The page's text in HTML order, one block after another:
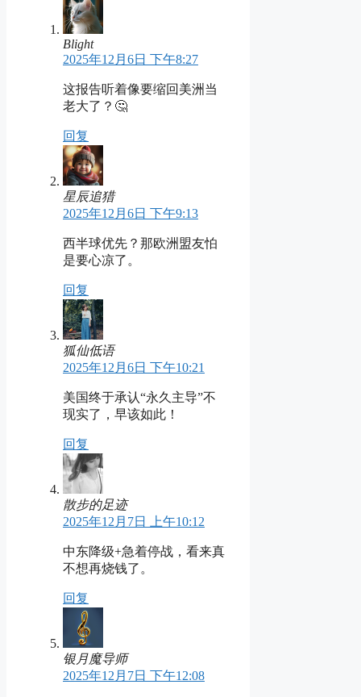
Blight
2025年12月6日 下午8:27
这报告听着像要缩回美洲当
老大了？🤔
回复
星辰追猎
2025年12月6日 下午9:13
西半球优先？那欧洲盟友怕
是要心凉了。
回复
狐仙低语
2025年12月6日 下午10:21
美国终于承认“永久主导”不
现实了，早该如此！
回复
散步的足迹
2025年12月7日 上午10:12
中东降级+急着停战，看来真
不想再烧钱了。
回复
银月魔导师
2025年12月7日 下午12:08